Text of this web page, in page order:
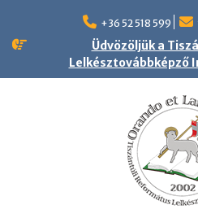
content
+36 52 518 599
Üdvözöljük a
Lelkésztovábbképző